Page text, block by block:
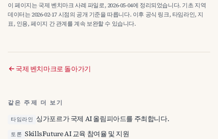
이 페이지는 국제 벤치마크 사례 파일로, 2026-05-04에 정리되었습니다. 기초 지역
데이터는 2026-02-17 시점의 공개 기준을 따릅니다. 이후 공식 링크, 타임라인, 지
표, 인용, 페이지 간 관계를 계속 보완할 수 있습니다.
국제 벤치마크로 돌아가기
같은 주제 더 보기
타임라인 싱가포르가 국제 AI 올림피아드를 주최합니다.
토론 SkillsFuture AI 교육 참여율 및 지원